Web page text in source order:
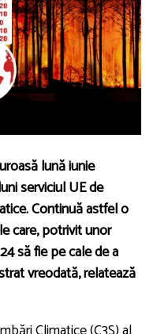
lună iunie
serviciul UE de
Continuă astfel o
care, potrivit unor
să fie pe cale de a
vreodată, relatează